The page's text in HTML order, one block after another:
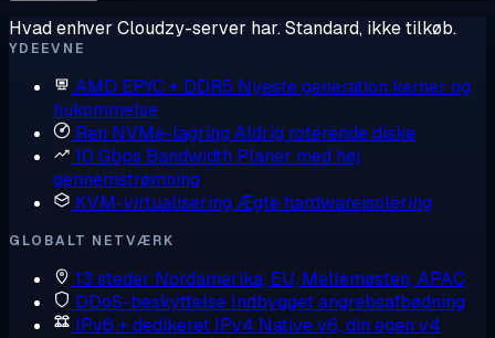
Hvad enhver Cloudzy-server har. Standard, ikke tilkøb.
YDEEVNE
AMD EPYC + DDR5 Nyeste generation kerner og
hukommelse
Ren NVMe-lagring Aldrig roterende diske
10 Gbps Bandwidth Planer med høj
gennemstrømning
KVM-virtualisering Ægte hardwareisolering
GLOBALT NETVÆRK
13 steder Nordamerika, EU, Mellemøsten, APAC
DDoS-beskyttelse Indbygget angrebsafbødning
IPv6 + dedikeret IPv4 Native v6, din egen v4